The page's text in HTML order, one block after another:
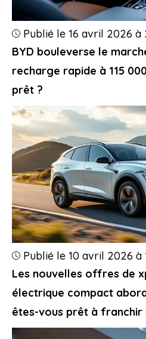
BYD bouleverse le
recharge rapide à 115
prêt ?
Publié le 16 avril 2026 à
Les nouvelles offres de
électrique compact
êtes-vous prêt à franchir
Publié le 10 avril 2026 à